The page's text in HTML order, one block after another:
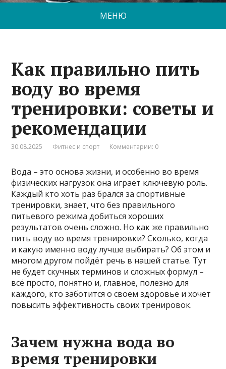
МЕНЮ
Как правильно пить
воду во время
тренировки: советы и
рекомендации
30.08.2025 Фитнес и спорт Комментарии: 0
Вода – это основа жизни, и особенно во время
физических нагрузок она играет ключевую роль.
Каждый кто хоть раз брался за спортивные
тренировки, знает, что без правильного
питьевого режима добиться хороших
результатов очень сложно. Но как же правильно
пить воду во время тренировки? Сколько, когда
и какую именно воду лучше выбирать? Об этом и
многом другом пойдёт речь в нашей статье. Тут
не будет скучных терминов и сложных формул –
всё просто, понятно и, главное, полезно для
каждого, кто заботится о своем здоровье и хочет
повысить эффективность своих тренировок.
Зачем нужна вода во
время тренировки